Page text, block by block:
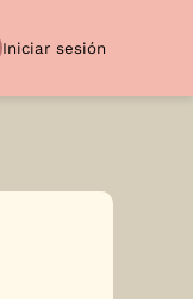
Iniciar sesión